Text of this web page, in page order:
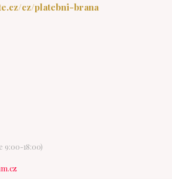
cz/platebni-brana
9:00-18:00)